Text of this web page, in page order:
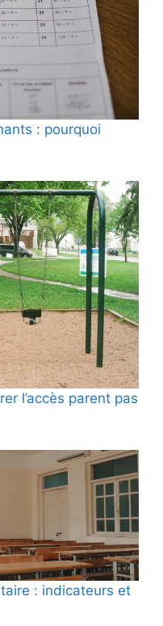
: pourquoi
l’accès parent pas
: indicateurs et